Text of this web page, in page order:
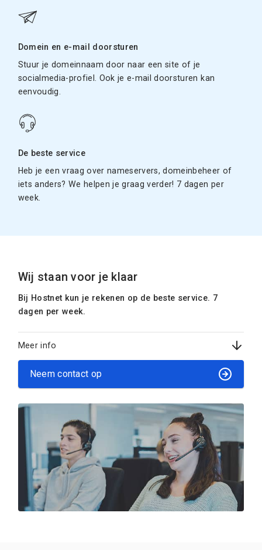
Domein en e-mail doorsturen
Stuur je domeinnaam door naar een site of je
socialmedia-profiel. Ook je e-mail doorsturen kan
eenvoudig.
De beste service
Heb je een vraag over nameservers, domeinbeheer of
iets anders? We helpen je graag verder! 7 dagen per
week.
Wij staan voor je klaar
Bij Hostnet kun je rekenen op de beste service. 7
dagen per week.
Meer info
Neem contact op